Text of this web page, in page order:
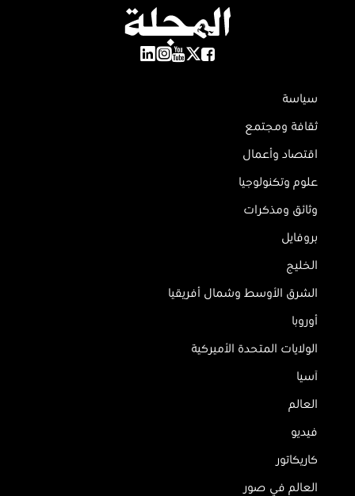
سياسة
ثقافة ومجتمع
اقتصاد وأعمال
علوم وتكنولوجيا
وثائق ومذكرات
بروفايل
الخليج
الشرق الأوسط وشمال أفريقيا
أوروبا
الولايات المتحدة الأميركية
آسيا
العالم
فيديو
كاريكاتور
العالم في صور